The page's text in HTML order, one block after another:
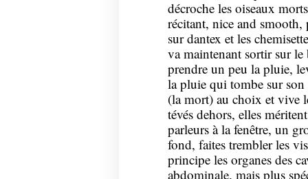
décroche les oiseaux
récitant, nice and smooth,
sur dantex et les
va maintenant sortir sur le
prendre un peu la pluie,
la pluie qui tombe sur son
(la mort) au choix et vive
tévés dehors, elles
parleurs à la fenêtre, un
fond, faites trembler les
principe les organes des
abdominale, mais plus